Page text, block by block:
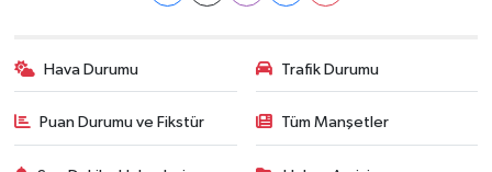
Hava Durumu Trafik Durumu
Puan Durumu ve Fikstür Tüm Manşetler